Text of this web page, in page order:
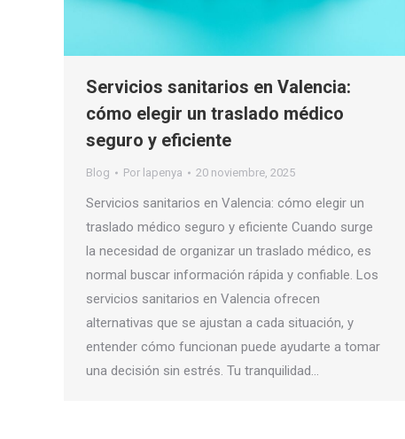
Servicios sanitarios en Valencia:
cómo elegir un traslado médico
seguro y eficiente
Blog Por lapenya 20 noviembre, 2025
Servicios sanitarios en Valencia: cómo elegir un
traslado médico seguro y eficiente Cuando surge
la necesidad de organizar un traslado médico, es
normal buscar información rápida y confiable. Los
servicios sanitarios en Valencia ofrecen
alternativas que se ajustan a cada situación, y
entender cómo funcionan puede ayudarte a tomar
una decisión sin estrés. Tu tranquilidad…